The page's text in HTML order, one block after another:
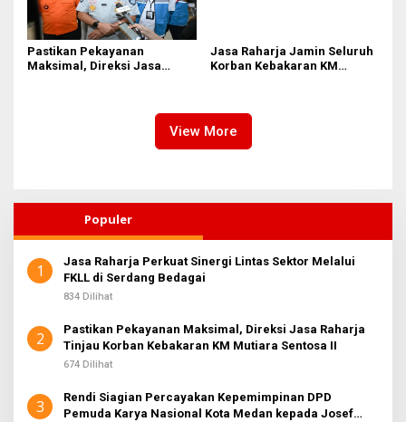
Pastikan Pekayanan
Maksimal, Direksi Jasa
Jasa Raharja Jamin Seluruh
Korban Kebakaran KM
View More
Populer
1
Jasa Raharja Perkuat Sinergi Lintas Sektor Melalui
FKLL di Serdang Bedagai
834 Dilihat
2
Pastikan Pekayanan Maksimal, Direksi Jasa Raharja
Tinjau Korban Kebakaran KM Mutiara Sentosa II
674 Dilihat
3
Rendi Siagian Percayakan Kepemimpinan DPD
Pemuda Karya Nasional Kota Medan kepada Josef